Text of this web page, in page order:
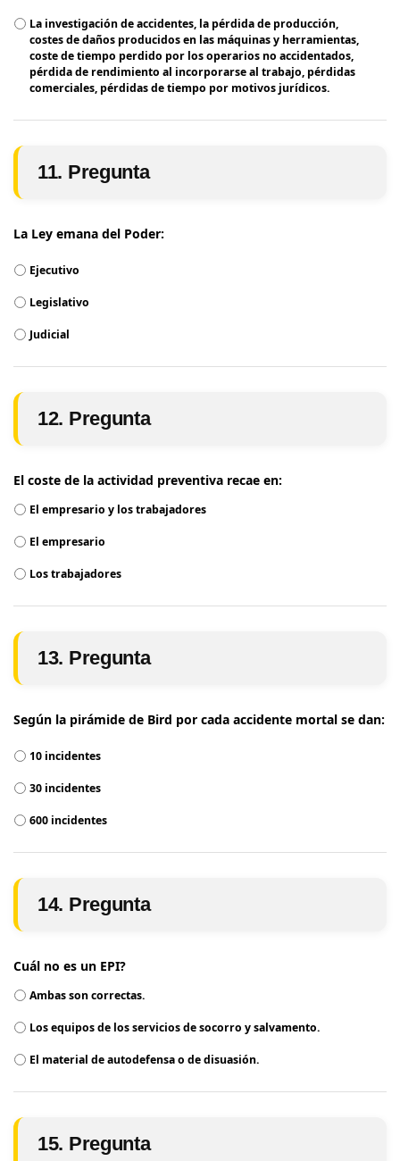
La investigación de accidentes, la pérdida de producción,
costes de daños producidos en las máquinas y herramientas,
coste de tiempo perdido por los operarios no accidentados,
pérdida de rendimiento al incorporarse al trabajo, pérdidas
comerciales, pérdidas de tiempo por motivos jurídicos.
11. Pregunta
La Ley emana del Poder:
Ejecutivo
Legislativo
Judicial
12. Pregunta
El coste de la actividad preventiva recae en:
El empresario y los trabajadores
El empresario
Los trabajadores
13. Pregunta
Según la pirámide de Bird por cada accidente mortal se dan:
10 incidentes
30 incidentes
600 incidentes
14. Pregunta
Cuál no es un EPI?
Ambas son correctas.
Los equipos de los servicios de socorro y salvamento.
El material de autodefensa o de disuasión.
15. Pregunta